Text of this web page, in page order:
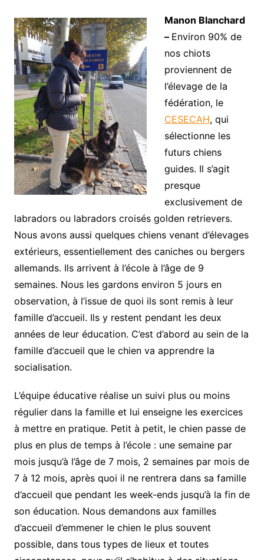
Manon Blanchard
– Environ 90% de
nos chiots
proviennent de
l’élevage de la
fédération, le
CESECAH, qui
sélectionne les
futurs chiens
guides. Il s’agit
presque
exclusivement de
labradors ou labradors croisés golden retrievers.
Nous avons aussi quelques chiens venant d’élevages
extérieurs, essentiellement des caniches ou bergers
allemands. Ils arrivent à l’école à l’âge de 9
semaines. Nous les gardons environ 5 jours en
observation, à l’issue de quoi ils sont remis à leur
famille d’accueil. Ils y restent pendant les deux
années de leur éducation. C’est d’abord au sein de la
famille d’accueil que le chien va apprendre la
socialisation.
L’équipe éducative réalise un suivi plus ou moins
régulier dans la famille et lui enseigne les exercices
à mettre en pratique. Petit à petit, le chien passe de
plus en plus de temps à l’école : une semaine par
mois jusqu’à l’âge de 7 mois, 2 semaines par mois de
7 à 12 mois, après quoi il ne rentrera dans sa famille
d’accueil que pendant les week-ends jusqu’à la fin de
son éducation. Nous demandons aux familles
d’accueil d’emmener le chien le plus souvent
possible, dans tous types de lieux et toutes